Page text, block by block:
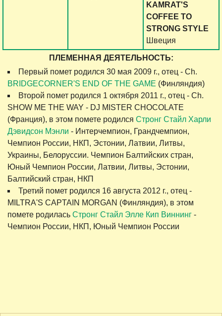
KAMRAT'S
COFFEE TO
STRONG STYLE
Швеция
ПЛЕМЕННАЯ ДЕЯТЕЛЬНОСТЬ:
Первый помет родился 30 мая 2009 г., отец - Ch.
BRIDGECORNER'S END OF THE GAME (Финляндия)
Второй помет родился 1 октября 2011 г., отец - Ch.
SHOW ME THE WAY - DJ MISTER CHOCOLATE
(Франция), в этом помете родился Стронг Стайл Харли
Дэвидсон Мэнли - Интерчемпион, Грандчемпион,
Чемпион России, НКП, Эстонии, Латвии, Литвы,
Украины, Белоруссии. Чемпион Балтийских стран,
Юный Чемпион России, Латвии, Литвы, Эстонии,
Балтийский стран, НКП
Третий помет родился 16 августа 2012 г., отец -
MILTRA'S CAPTAIN MORGAN (Финляндия), в этом
помете родилась Стронг Стайл Элле Кип Виннинг -
Чемпион России, НКП, Юный Чемпион России